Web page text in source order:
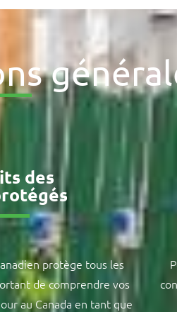
des
protège tous les
de comprendre vos
au Canada en tant que